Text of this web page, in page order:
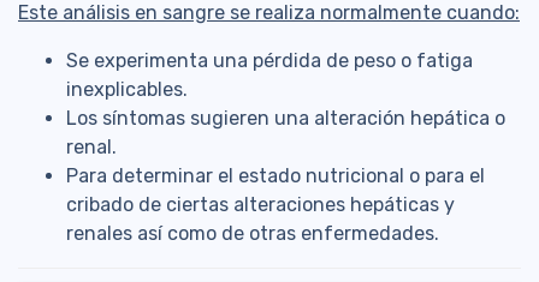
Este análisis en sangre se realiza normalmente cuando:
Se experimenta una pérdida de peso o fatiga
inexplicables.
Los síntomas sugieren una alteración hepática o
renal.
Para determinar el estado nutricional o para el
cribado de ciertas alteraciones hepáticas y
renales así como de otras enfermedades.